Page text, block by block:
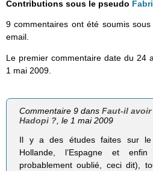
Contributions sous le pseudo
9 commentaires ont été soumis
email.
Le premier commentaire date du 24
1 mai 2009.
Commentaire 9 dansFaut-il
Hadopi ?, le 1 mai 2009
Il y a des études faites sur le
Hollande, l’Espagne et
probablement oublié, ceci dit),